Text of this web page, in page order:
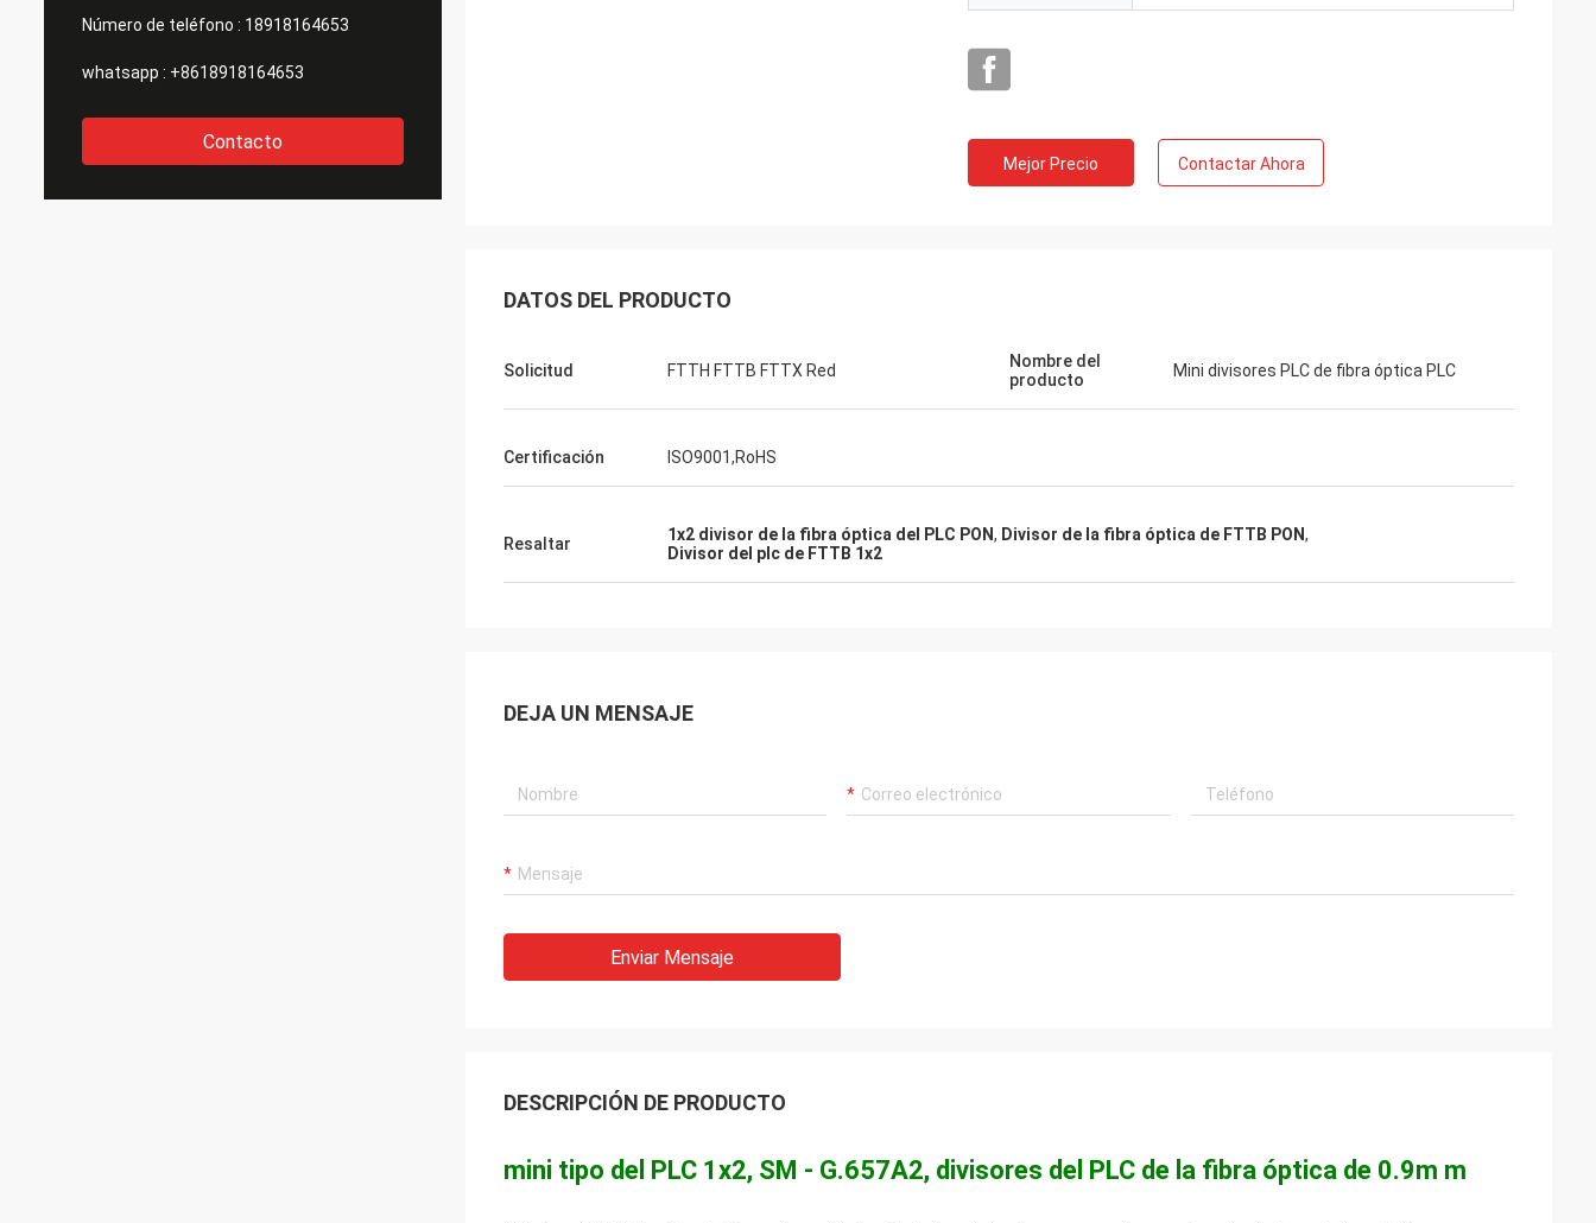
Número de teléfono : 18918164653
whatsapp : +8618918164653
Contacto
Mejor Precio Contactar Ahora
DATOS DEL PRODUCTO
Solicitud FTTH FTTB FTTX Red
Nombre del
producto
Mini divisores PLC de fibra óptica PLC
Certificación ISO9001,RoHS
Resaltar 1x2 divisor de la fibra óptica del PLC PON, Divisor de la fibra óptica de FTTB PON,
Divisor del plc de FTTB 1x2
DEJA UN MENSAJE
Enviar Mensaje
DESCRIPCIÓN DE PRODUCTO
mini tipo del PLC 1x2, SM - G.657A2, divisores del PLC de la fibra óptica de 0.9m m